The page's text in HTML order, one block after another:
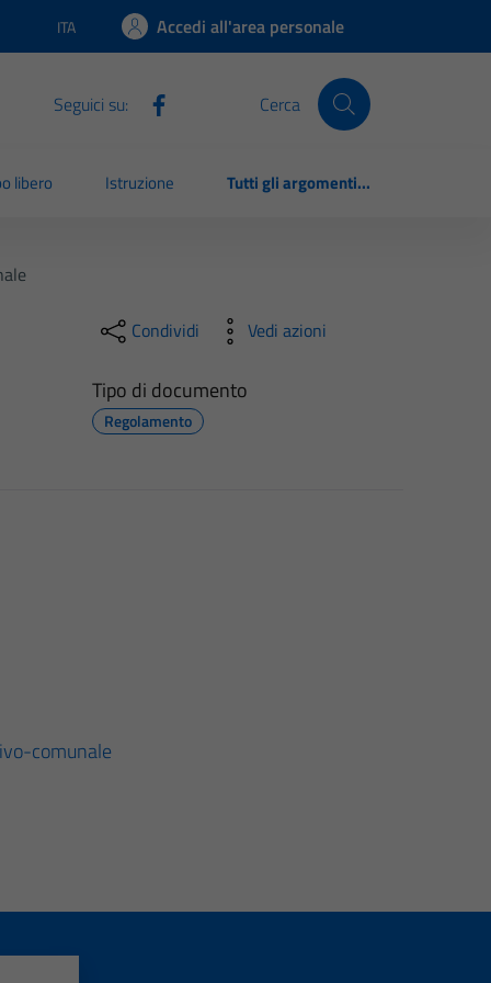
Lingua attiva:
ITA Accedi all'area personale
Seguici su: Cerca
libero Istruzione Tutti gli argomenti...
Condividi Vedi azioni
Tipo di documento
Regolamento
comunale